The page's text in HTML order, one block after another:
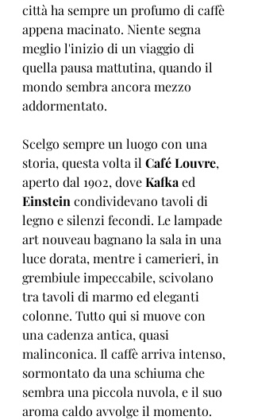
città ha sempre un profumo di caffè
appena macinato. Niente segna
meglio l'inizio di un viaggio di
quella pausa mattutina, quando il
mondo sembra ancora mezzo
addormentato.
Scelgo sempre un luogo con una
storia, questa volta il Café Louvre,
aperto dal 1902, dove Kafka ed
Einstein condividevano tavoli di
legno e silenzi fecondi. Le lampade
art nouveau bagnano la sala in una
luce dorata, mentre i camerieri, in
grembiule impeccabile, scivolano
tra tavoli di marmo ed eleganti
colonne. Tutto qui si muove con
una cadenza antica, quasi
malinconica. Il caffè arriva intenso,
sormontato da una schiuma che
sembra una piccola nuvola, e il suo
aroma caldo avvolge il momento.